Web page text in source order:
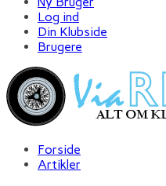
Log ind
Din Klubside
Brugere
Forside
Artikler